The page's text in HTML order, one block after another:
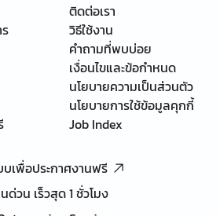
ติดต่อเรา
วิธีใช้งาน
คำถามที่พบบ่อย
เงื่อนไขและข้อกำหนด
นโยบายความเป็นส่วนตัว
นโยบายการใช้ข้อมูลคุกกี้
Job Index
บเพื่อประกาศงานฟรี
ด่วน เร็วสุด 1 ชั่วโมง